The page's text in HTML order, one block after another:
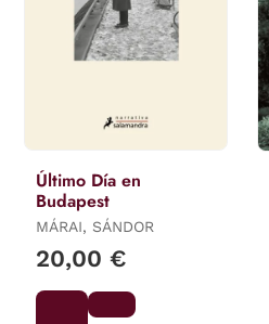
Último Día en
Budapest
MÁRAI, SÁNDOR
20,00 €